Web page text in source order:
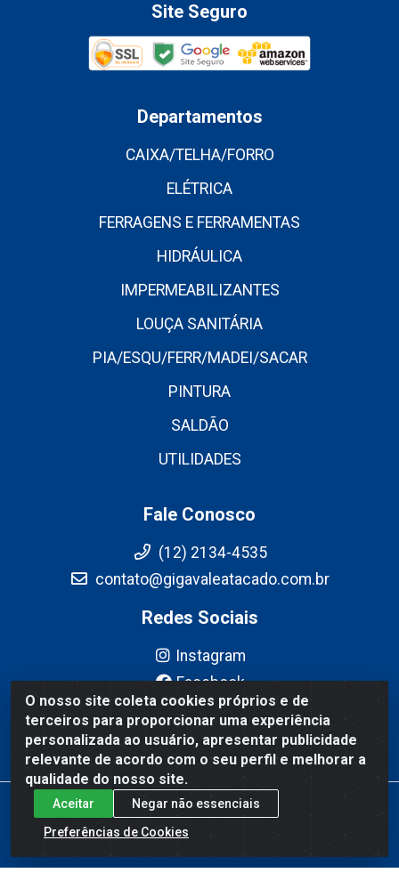
O nosso site coleta cookies próprios e de
terceiros para proporcionar uma experiência
personalizada ao usuário, apresentar publicidade
relevante de acordo com o seu perfil e melhorar a
qualidade do nosso site.
Aceitar
Negar não essenciais
Preferências de Cookies
Site Seguro
Departamentos
CAIXA/TELHA/FORRO
ELÉTRICA
FERRAGENS E FERRAMENTAS
HIDRÁULICA
IMPERMEABILIZANTES
LOUÇA SANITÁRIA
PIA/ESQU/FERR/MADEI/SACAR
PINTURA
SALDÃO
UTILIDADES
Fale Conosco
(12) 2134-4535
contato@gigavaleatacado.com.br
Redes Sociais
Instagram
Facebook
YouTube
Linkedin
Gigavale Atacado - Av. Pedro Friggi, 451 - Vista Verde, São José
dos Campos/SP - CEP 12223-430 - CNPJ 08.978.600/0004-83